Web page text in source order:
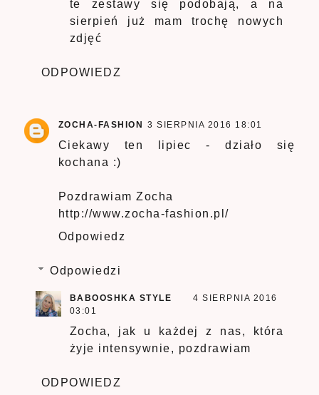
te zestawy się podobają, a na
sierpień już mam trochę nowych
zdjęć
ODPOWIEDZ
ZOCHA-FASHION 3 SIERPNIA 2016 18:01
Ciekawy ten lipiec - działo się
kochana :)
Pozdrawiam Zocha
http://www.zocha-fashion.pl/
Odpowiedz
Odpowiedzi
BABOOSHKA STYLE
4 SIERPNIA 2016
03:01
Zocha, jak u każdej z nas, która
żyje intensywnie, pozdrawiam
ODPOWIEDZ